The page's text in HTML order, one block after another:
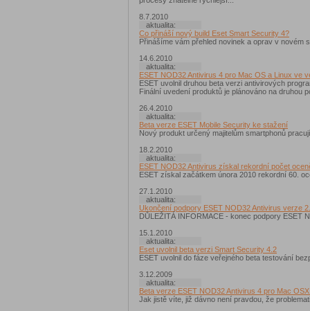
8.7.2010
aktualita:
Co přináší nový build Eset Smart Security 4?
Přinášíme vám přehled novinek a oprav v novém
14.6.2010
aktualita:
ESET NOD32 Antivirus 4 pro Mac OS a Linux ve
ESET uvolnil druhou beta verzi antivirových
Finální uvedení produktů je plánováno na druhou
26.4.2010
aktualita:
Beta verze ESET Mobile Security ke stažení
Nový produkt určený majitelům smartphonů
18.2.2010
aktualita:
ESET NOD32 Antivirus získal rekordní počet
ESET získal začátkem února 2010 rekordní 60.
27.1.2010
aktualita:
Ukončení podpory ESET NOD32 Antivirus verze
DŮLEŽITÁ INFORMACE - konec podpory ESET
15.1.2010
aktualita:
Eset uvolnil beta verzi Smart Security 4.2
ESET uvolnil do fáze veřejného beta testování
3.12.2009
aktualita:
Beta verze ESET NOD32 Antivirus 4 pro Mac
Jak jistě víte, již dávno není pravdou, že